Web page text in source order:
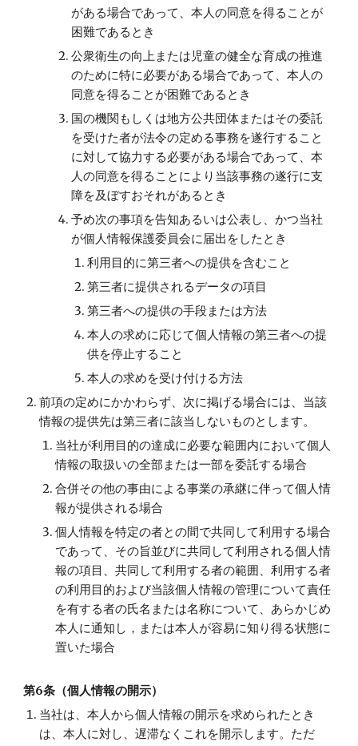
がある場合であって、本人の同意を得ることが
困難であるとき
公衆衛生の向上または児童の健全な育成の推進
のために特に必要がある場合であって、本人の
同意を得ることが困難であるとき
国の機関もしくは地方公共団体またはその委託
を受けた者が法令の定める事務を遂行すること
に対して協力する必要がある場合であって、本
人の同意を得ることにより当該事務の遂行に支
障を及ぼすおそれがあるとき
予め次の事項を告知あるいは公表し、かつ当社
が個人情報保護委員会に届出をしたとき
利用目的に第三者への提供を含むこと
第三者に提供されるデータの項目
第三者への提供の手段または方法
本人の求めに応じて個人情報の第三者への提
供を停止すること
本人の求めを受け付ける方法
前項の定めにかかわらず、次に掲げる場合には、当該
情報の提供先は第三者に該当しないものとします。
当社が利用目的の達成に必要な範囲内において個人
情報の取扱いの全部または一部を委託する場合
合併その他の事由による事業の承継に伴って個人情
報が提供される場合
個人情報を特定の者との間で共同して利用する場合
であって、その旨並びに共同して利用される個人情
報の項目、共同して利用する者の範囲、利用する者
の利用目的および当該個人情報の管理について責任
を有する者の氏名または名称について、あらかじめ
本人に通知し，または本人が容易に知り得る状態に
置いた場合
第6条（個人情報の開示）
当社は、本人から個人情報の開示を求められたとき
は、本人に対し、遅滞なくこれを開示します。ただ